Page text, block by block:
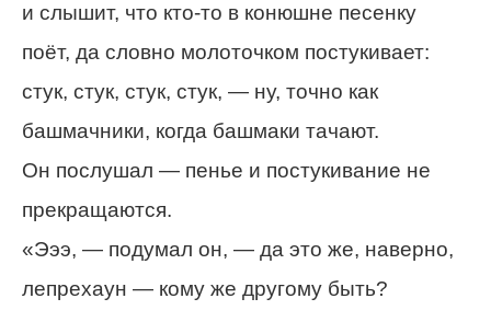
и слышит, что кто-то в конюшне песенку
поёт, да словно молоточком постукивает:
стук, стук, стук, стук, — ну, точно как
башмачники, когда башмаки тачают.
Он послушал — пенье и постукивание не
прекращаются.
«Эээ, — подумал он, — да это же, наверно,
лепрехаун — кому же другому быть?